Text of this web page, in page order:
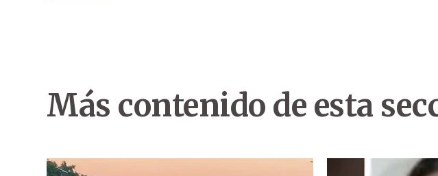
Más contenido de esta